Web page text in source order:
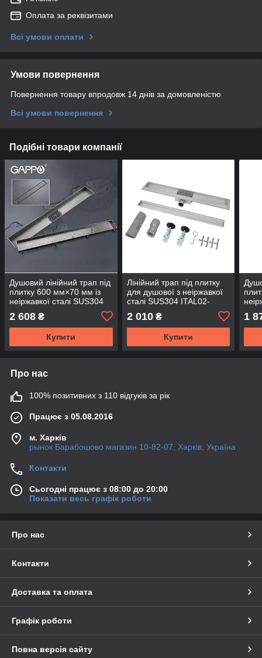
Оплата за реквізитами
Всі умови оплати
Умови повернення
Повернення товару впродовж 14 днів за домовленістю
Всі умови повернення
Подібні товари компанії
Душовий лінійний трап під
плитку 600 мм×70 мм із
неіржавкої сталі SUS304
TM.GAPPO G86007-04 з
мокрим і сухим закривом
2 608 ₴
Купити
Лінійний трап під плитку
для душової з неіржавкої
сталі SUS304 ITAL02-
комбінованим закривом
2 010₴
Купити
1
Про нас
100% позитивних з 110 відгуків за рік
Працює з 05.08.2016
м. Харків
рынок Барабошово магазин 10-82-07, Харків, Україна
Контакти
Сьогодні працює з 08:00 до 20:00
Показати весь графік роботи
Про нас
Контакти
Доставка та оплата
Графік роботи
Повна версія сайту